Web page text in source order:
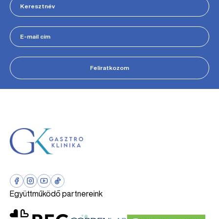
Feliratkozom
Együttműködő partnereink